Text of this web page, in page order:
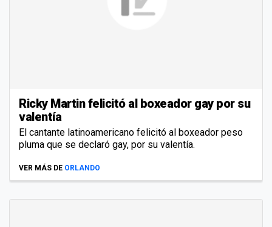
Ricky Martin felicitó al boxeador gay por su
valentía
El cantante latinoamericano felicitó al boxeador peso
pluma que se declaró gay, por su valentía.
VER MÁS DE ORLANDO